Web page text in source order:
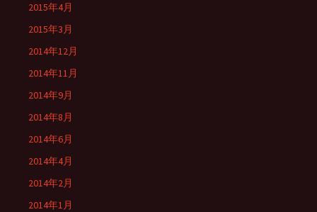
2015年4月
2015年3月
2014年12月
2014年11月
2014年9月
2014年8月
2014年6月
2014年4月
2014年2月
2014年1月